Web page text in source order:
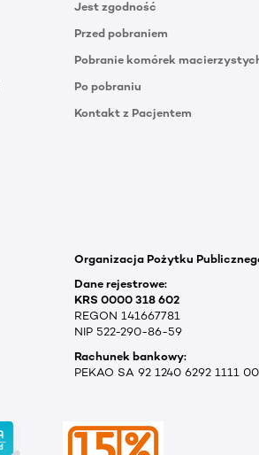
Jest zgodność
Przed pobraniem
Pobranie komórek
Po pobraniu
Kontakt z Pacjentem
Organizacja Pożytku
Dane rejestrowe:
KRS 0000 318 602
REGON 141667781
NIP 522-290-86-59
Rachunek bankowy:
PEKAO SA 92 1240 6292 1111